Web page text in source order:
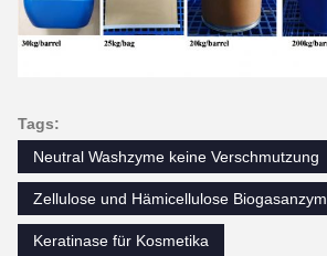
Tags:
Neutral Washzyme keine Verschmutzung
Zellulose und Hämicellulose Biogasanzym
Keratinase für Kosmetika